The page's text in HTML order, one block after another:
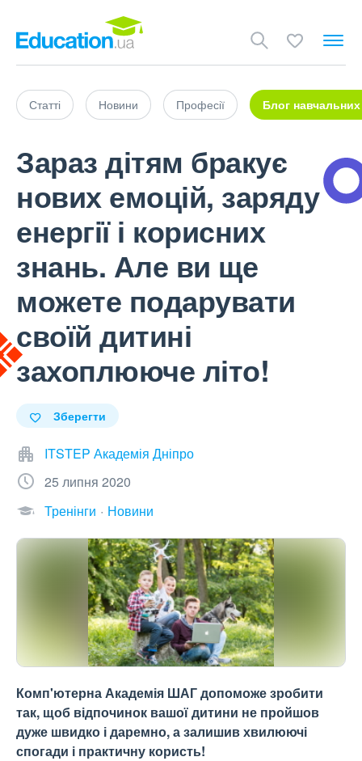
Статті Новини Професії Блог навчальних
Зараз дітям бракує
нових емоцій, заряду
енергії і корисних
знань. Але ви ще
можете подарувати
своїй дитині
захоплююче літо!
Зберегти
ITSTEP Академія Дніпро
25 липня 2020
Тренінги
Новини
Комп'ютерна Академія ШАГ допоможе зробити
так, щоб відпочинок вашої дитини не пройшов
дуже швидко і даремно, а залишив хвилюючі
спогади і практичну користь!